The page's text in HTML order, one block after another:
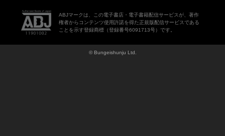
ABJマークは、この電子書店・電子書籍配信サービスが、著作
権者からコンテンツ使用許諾を得た正規版配信サービスである
ことを示す登録商標（登録番号6091713号）です。
© Bungeishunju Ltd.